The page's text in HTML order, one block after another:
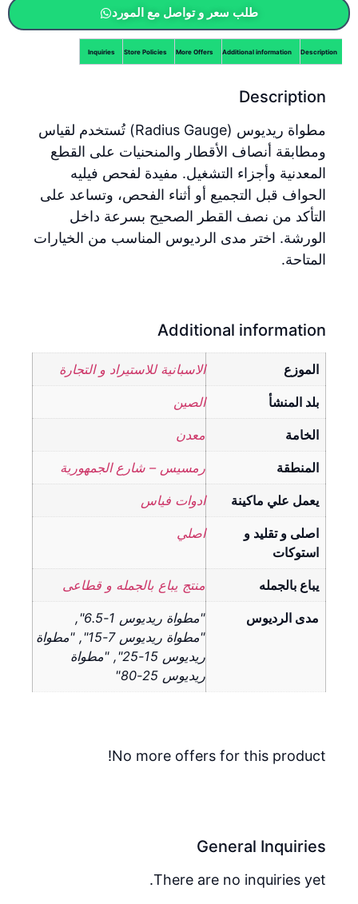
طلب سعر و تواصل مع المورد
Description
Additional information
More Offers
Store Policies
Inquiries
Description
مطواة ريديوس (Radius Gauge) تُستخدم لقياس
ومطابقة أنصاف الأقطار والمنحنيات على القطع
المعدنية وأجزاء التشغيل. مفيدة لفحص فيليه
الحواف قبل التجميع أو أثناء الفحص، وتساعد على
التأكد من نصف القطر الصحيح بسرعة داخل
الورشة. اختر مدى الرديوس المناسب من الخيارات
المتاحة.
Additional information
الموزع الاسبانية للاستيراد و التجارة
بلد المنشأ الصين
الخامة معدن
المنطقة رمسيس – شارع الجمهورية
يعمل علي ماكينة ادوات فياس
اصلى و تقليد و
استوكات
اصلي
يباع بالجمله منتج يباع بالجمله و قطاعى
مدى الرديوس
"مطواة ريديوس 1-6.5",
"مطواة ريديوس 7-15", "مطواة
ريديوس 15-25", "مطواة
ريديوس 25-80"
No more offers for this product!
General Inquiries
There are no inquiries yet.